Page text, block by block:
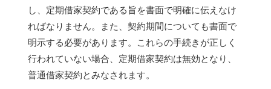
し、定期借家契約である旨を書面で明確に伝えなけ
ればなりません。また、契約期間についても書面で
明示する必要があります。これらの手続きが正しく
行われていない場合、定期借家契約は無効となり、
普通借家契約とみなされます。